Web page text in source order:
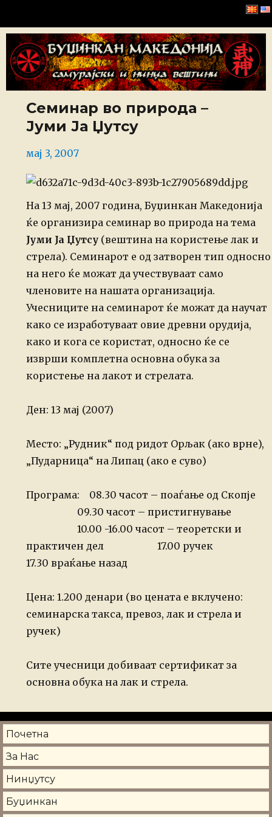
Буџинкан Македонија
Семинар во природа –
Јуми Ја Џутсу
Posted
мај 3, 2007
На 13 мај, 2007 година, Буџинкан Македонија
ќе организира семинар во природа на тема
Јуми Ја Џутсу(вештина на користење лак и
стрела). Семинарот е од затворен тип односно
на него ќе можат да учествуваат само
членовите на нашата организација.
Учесниците на семинарот ќе можат да научат
како се изработуваат овие древни орудија,
како и кога се користат, односно ќе се
изврши комплетнаосновна обука за
користење на лакот и стрелата.
Ден: 13 мај (2007)
Место: „Рудник“ под ридот Орљак (ако врне),
„Пударница“ на Липац (ако е суво)
Програма: 08.30 часот – поаѓање од Скопје
09.30 часот – пристигнување
10.00 -16.00 часот – теоретски и
практичен дел17.00 ручек
17.30 враќање назад
Цена: 1.200 денари (во цената е вклучено:
семинарска такса, превоз, лак и стрела и
ручек)
Сите учесници добиваат сертификат за
основна обука на лак и стрела.
Почетна
За Нас
Нинџутсу
Буџинкан